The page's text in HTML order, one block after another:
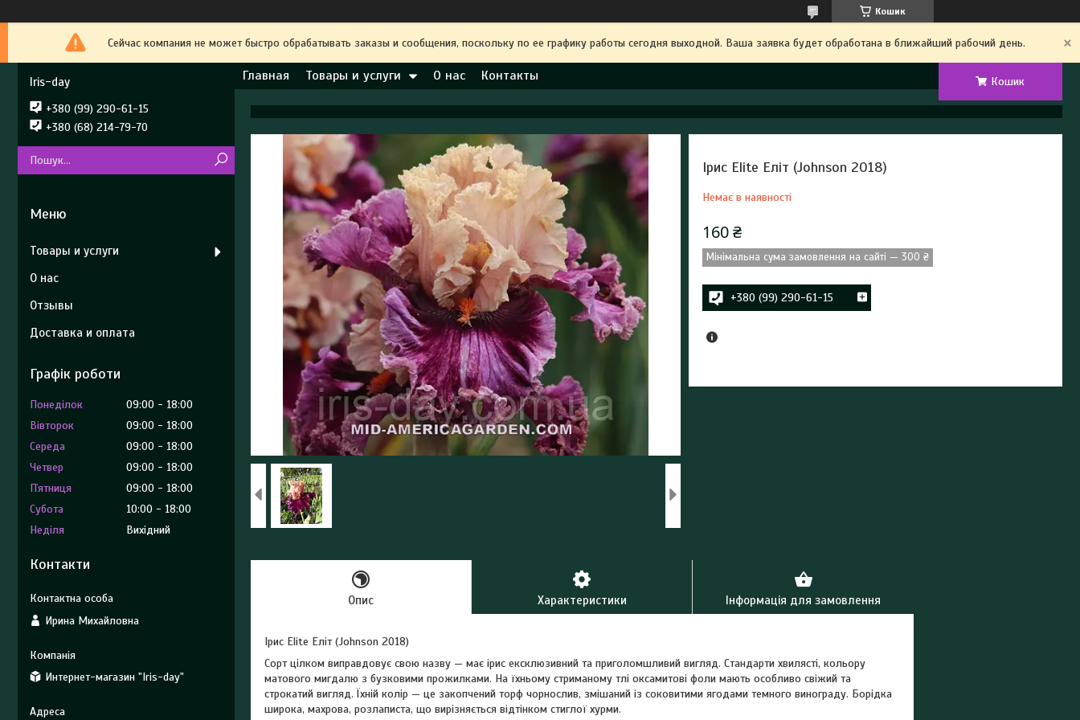
Кошик
Сейчас компания не может быстро обрабатывать заказы и сообщения, поскольку по ее графику работы сегодня выходной. Ваша заявка будет обработана в ближайший рабочий день.
Главная Товары и услуги О нас Контакты Кошик
Ірис Elite Еліт (Johnson 2018)
Немає в наявності
160 ₴
Мінімальна сума замовлення на сайті — 300 ₴
+380 (99) 290-61-15
Опис Характеристики Інформація для замовлення
Ірис Elite Еліт (Johnson 2018)
Сорт цілком виправдовує свою назву — має ірис ексклюзивний та приголомшливий вигляд. Стандарти хвилясті, кольору
матового мигдалю з бузковими прожилками. На їхньому стриманому тлі оксамитові фоли мають особливо свіжий та
строкатий вигляд. Їхній колір — це закопчений торф чорнослив, змішаний із соковитими ягодами темного винограду. Борідка
широка, махрова, розлаписта, що вирізняється відтінком стиглої хурми.
Iris-day
+380 (99) 290-61-15
+380 (68) 214-79-70
Товары и услуги
О нас
Отзывы
Доставка и оплата
Графік роботи
Понеділок 09:00
18:00
Вівторок
09:00
18:00
Середа
09:00
18:00
Четвер
09:00
18:00
Пʼятниця
09:00
18:00
Субота
10:00
18:00
Неділя
Вихідний
Контакти
Ирина Михайловна
Интернет-магазин "Iris-day"